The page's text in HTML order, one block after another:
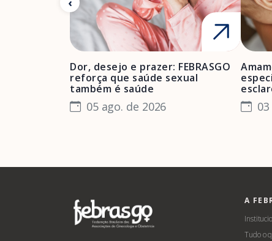
Dor, desejo e prazer: FEBRASGO
reforça que saúde sexual
também é saúde
05 ago. de 2026
A
Tudo o